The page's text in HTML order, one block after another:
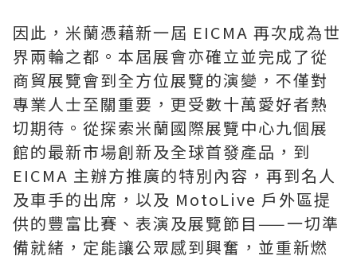
因此，米蘭憑藉新一屆 EICMA 再次成為世
界兩輪之都。本屆展會亦確立並完成了從
商貿展覽會到全方位展覽的演變，不僅對
專業人士至關重要，更受數十萬愛好者熱
切期待。從探索米蘭國際展覽中心九個展
館的最新市場創新及全球首發產品，到
EICMA 主辦方推廣的特別內容，再到名人
及車手的出席，以及 MotoLive 戶外區提
供的豐富比賽、表演及展覽節目——一切準
備就緒，定能讓公眾感到興奮，並重新燃